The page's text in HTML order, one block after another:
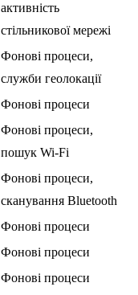
активність
стільникової мережі
Фонові процеси,
служби геолокації
Фонові процеси
Фонові процеси,
пошук Wi-Fi
Фонові процеси,
сканування Bluetooth
Фонові процеси
Фонові процеси
Фонові процеси